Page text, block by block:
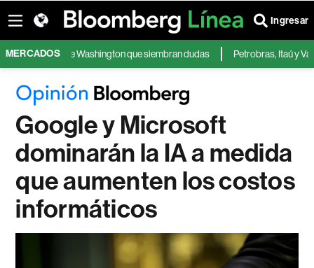
Ingresar
MERCADOSde Washington que siembran dudas Petrobras, Itaú y Vale:
Google y Microsoft
dominarán la IA a medida
que aumenten los costos
informáticos